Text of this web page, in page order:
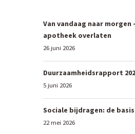
Van vandaag naar morgen
apotheek overlaten
26 juni 2026
Duurzaamheidsrapport
5 juni 2026
Sociale bijdragen: de
22 mei 2026